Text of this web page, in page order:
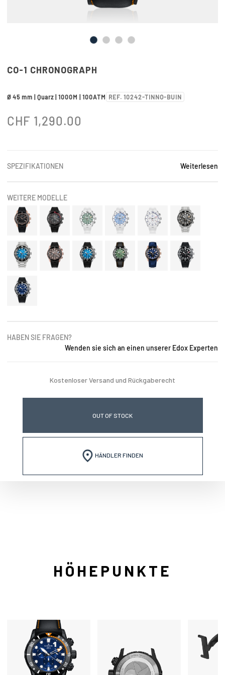
CO-1 CHRONOGRAPH
Ø 45 mm | Quarz | 1000M | 100ATM REF. 10242-TINNO-BUIN
CHF 1,290.00
SPEZIFIKATIONEN Weiterlesen
WEITERE MODELLE
HABEN SIE FRAGEN?
Wenden sie sich an einen unserer Edox Experten
Kostenloser Versand und Rückgaberecht
OUT OF STOCK
HÄNDLER FINDEN
HÖHEPUNKTE